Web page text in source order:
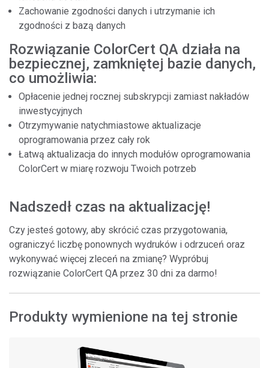
Zachowanie zgodności danych i utrzymanie ich
zgodności z bazą danych
Rozwiązanie ColorCert QA działa na
bezpiecznej, zamkniętej bazie danych,
co umożliwia:
Opłacenie jednej rocznej subskrypcji zamiast nakładów
inwestycyjnych
Otrzymywanie natychmiastowe aktualizacje
oprogramowania przez cały rok
Łatwą aktualizacja do innych modułów oprogramowania
ColorCert w miarę rozwoju Twoich potrzeb
Nadszedł czas na aktualizację!
Czy jesteś gotowy, aby skrócić czas przygotowania,
ograniczyć liczbę ponownych wydruków i odrzuceń oraz
wykonywać więcej zleceń na zmianę? Wypróbuj
rozwiązanie ColorCert QA przez 30 dni za darmo!
Produkty wymienione na tej stronie